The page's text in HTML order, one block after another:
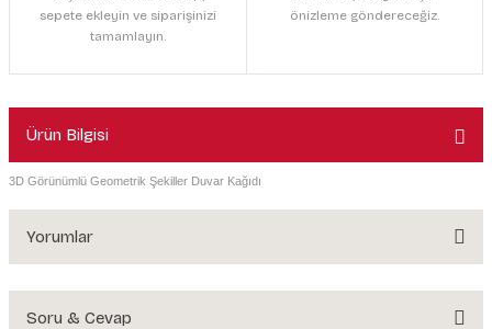
sepete ekleyin ve siparişinizi
tamamlayın.
önizleme göndereceğiz.
Ürün Bilgisi
3D Görünümlü Geometrik Şekiller Duvar Kağıdı
Yorumlar
Soru & Cevap